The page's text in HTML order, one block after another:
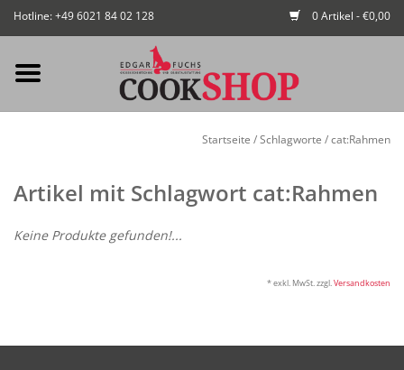
Hotline: +49 6021 84 02 128 0 Artikel - €0,00
Startseite
Buffet
Startseite /Schlagworte /cat:Rahmen
Artikel mit Schlagwort cat:Rahmen
Keine Produkte gefunden!...
* exkl. MwSt. zzgl.Versandkosten